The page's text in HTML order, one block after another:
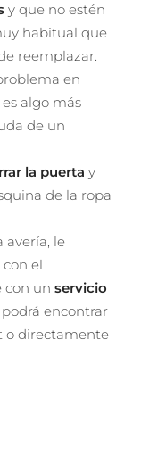
y que no estén
habitual que
reemplazar.
en
es algo más
de un
la puerta y
de la ropa
avería, le
el
con un servicio
podrá encontrar
o directamente